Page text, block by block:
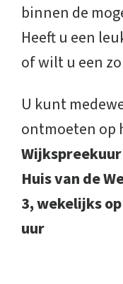
binnen de
Heeft u een
of wilt u een
U kunt
ontmoeten op
Huis van de
3, wekelijks
uur